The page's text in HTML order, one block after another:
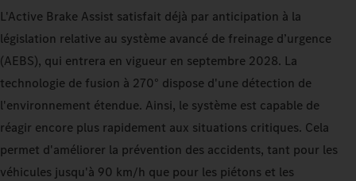
L'Active Brake Assist satisfait déjà par anticipation à la
législation relative au système avancé de freinage d’urgence
(AEBS), qui entrera en vigueur en septembre 2028. La
technologie de fusion à 270° dispose d'une détection de
l'environnement étendue. Ainsi, le système est capable de
réagir encore plus rapidement aux situations critiques. Cela
permet d'améliorer la prévention des accidents, tant pour les
véhicules jusqu'à 90 km/h que pour les piétons et les